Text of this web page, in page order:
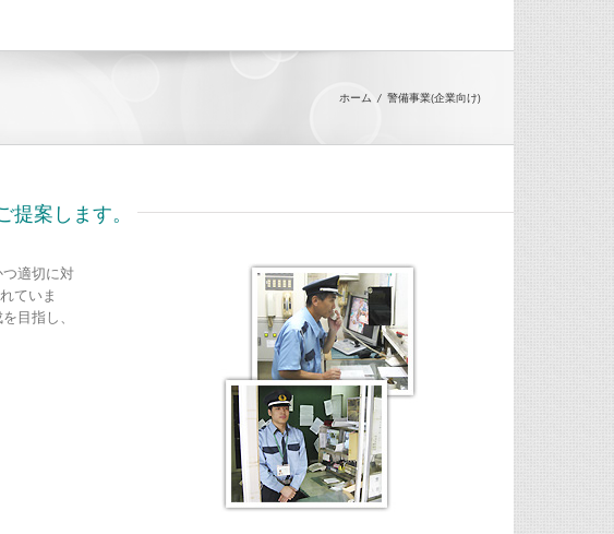
ホーム 警備事業(企業向け)
案します。
適切に対
ていま
目指し、